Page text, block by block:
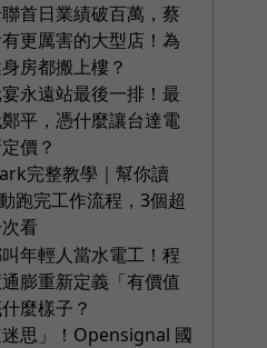
首日業績破百萬，蔡
更厲害的大型店！為
房都搬上樓？
永遠站最後一排！最
平，憑什麼讓台達電
價？
完整教學｜幫你讀
跑完工作流程，3個超
看
年輕人當水電工！程
膨重新定義「有價值
麼樣子？
思」！Opensignal 國